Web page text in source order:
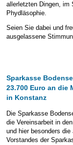
allerletzten Dingen, im
Phydläsophie.
Seien Sie dabei und
ausgelassene
Sparkasse
23.700 Euro an die
in Konstanz
Die Sparkasse
die Vereinsarbeit in
und hier besonders
Vorstandes der